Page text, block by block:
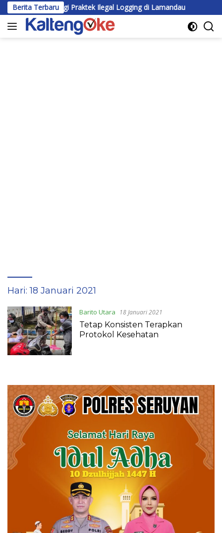
Langsung
ke
konten
Berita Terbaru
Ada Lagi Praktek Ilegal Logging di Lamandau Wabup
Hari:18 Januari 2021
Barito Utara 18 Januari 2021
Tetap Konsisten Terapkan
Protokol Kesehatan